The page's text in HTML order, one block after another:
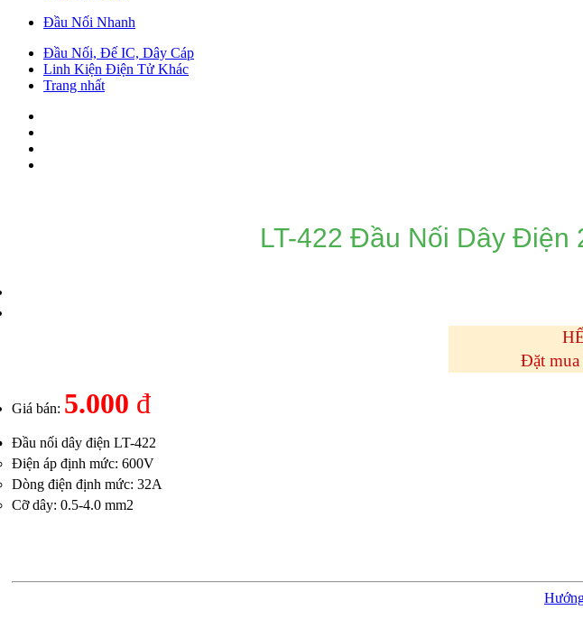
Đầu Nối Nhanh
Đầu Nối, Đế IC, Dây Cáp
Linh Kiện Điện Tử Khác
Trang nhất
LT-422 Đầu Nối Dây Điện
Đặt mua
Giá bán: 5.000 đ
Đầu nối dây điện LT-422
Điện áp định mức: 600V
Dòng điện định mức: 32A
Cỡ dây: 0.5-4.0 mm2